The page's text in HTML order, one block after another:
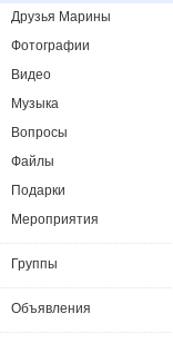
Друзья Марины
Фотографии
Видео
Музыка
Вопросы
Файлы
Подарки
Мероприятия
Группы
Объявления